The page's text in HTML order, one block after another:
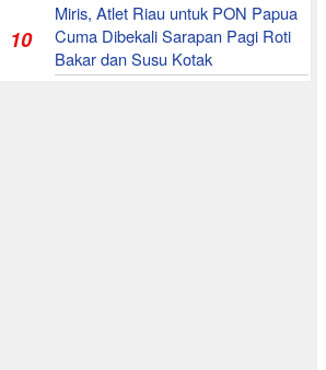
10
Miris, Atlet Riau untuk PON Papua
Cuma Dibekali Sarapan Pagi Roti
Bakar dan Susu Kotak